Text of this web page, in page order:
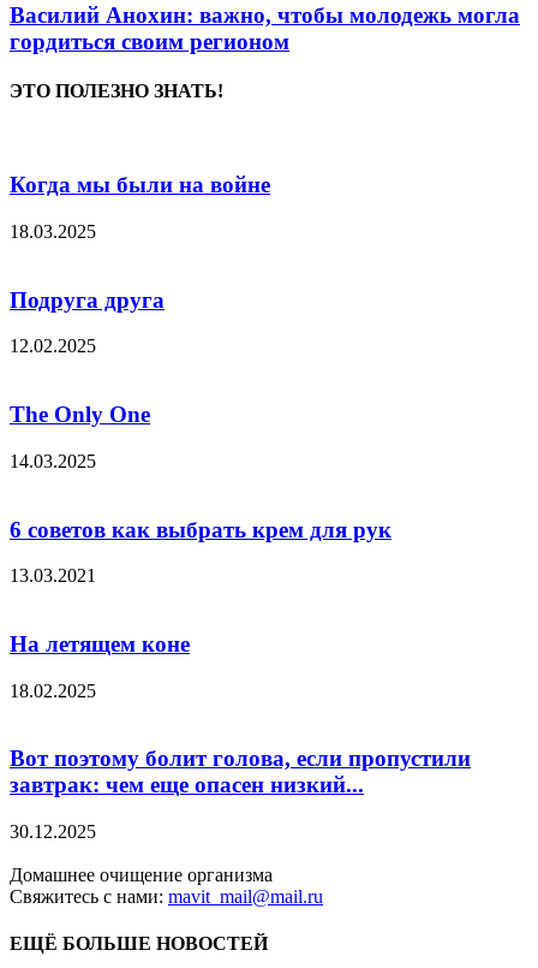
Василий Анохин: важно, чтобы молодежь могла
гордиться своим регионом
ЭТО ПОЛЕЗНО ЗНАТЬ!
Когда мы были на войне
18.03.2025
Подруга друга
12.02.2025
The Only One
14.03.2025
6 советов как выбрать крем для рук
13.03.2021
На летящем коне
18.02.2025
Вот поэтому болит голова, если пропустили
завтрак: чем еще опасен низкий...
30.12.2025
Домашнее очищение организма
Свяжитесь с нами: mavit_mail@mail.ru
ЕЩЁ БОЛЬШЕ НОВОСТЕЙ